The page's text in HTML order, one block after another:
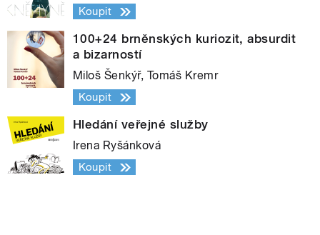
Koupit
100+24 brněnských kuriozit, absurdit
a bizarností
Miloš Šenkýř, Tomáš Kremr
Koupit
Hledání veřejné služby
Irena Ryšánková
Koupit